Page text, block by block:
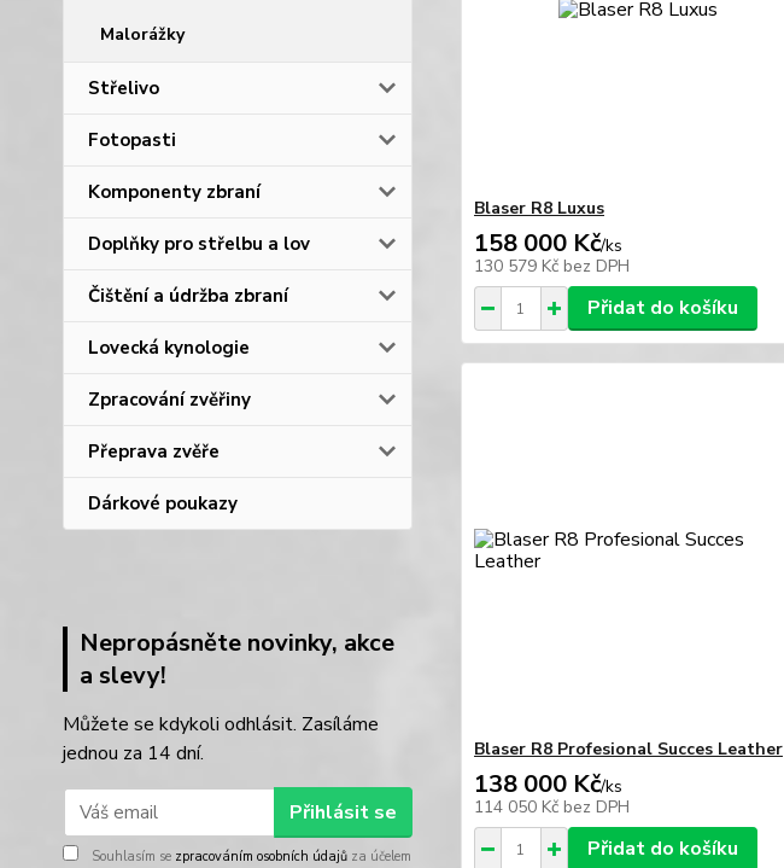
Malorážky
Střelivo
Fotopasti
Komponenty zbraní
Doplňky pro střelbu a lov
Čištění a údržba zbraní
Lovecká kynologie
Zpracování zvěřiny
Přeprava zvěře
Dárkové poukazy
Nepropásněte novinky, akce
a slevy!
Můžete se kdykoli odhlásit. Zasíláme
jednou za 14 dní.
Přihlásit se
Souhlasím se zpracováním osobních údajů za účelem
Blaser R8 Luxus
158 000 Kč/ks
130 579 Kč bez DPH
Přidat do košíku
Blaser R8 Profesional Succes Leather
138 000 Kč/ks
114 050 Kč bez DPH
Přidat do košíku